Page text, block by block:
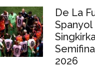
De La
2026